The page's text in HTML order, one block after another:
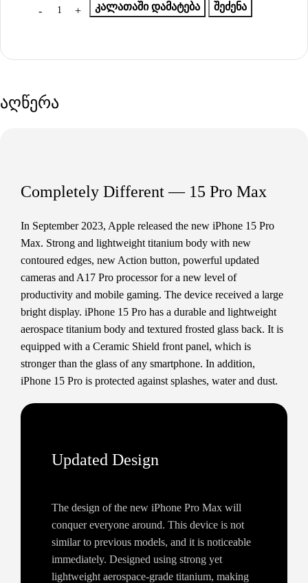
ᲙᲐᲚᲐᲗᲐᲨᲘ ᲓᲐᲛᲐᲢᲔᲑᲐ ᲨᲔᲫᲔᲜᲐ
აღწერა
Completely Different — 15 Pro Max
In September 2023, Apple released the new iPhone 15 Pro
Max. Strong and lightweight titanium body with new
contoured edges, new Action button, powerful updated
cameras and A17 Pro processor for a new level of
productivity and mobile gaming. The device received a large
bright display. iPhone 15 Pro has a durable and lightweight
aerospace titanium body and textured frosted glass back. It is
equipped with a Ceramic Shield front panel, which is
stronger than the glass of any smartphone. In addition,
iPhone 15 Pro is protected against splashes, water and dust.
Updated Design
The design of the new iPhone Pro Max will
conquer everyone around. This device is not
similar to previous models, and it is noticeable
immediately. Designed using strong yet
lightweight aerospace-grade titanium, making